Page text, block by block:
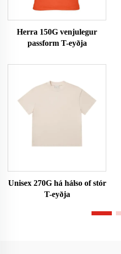
Herra 150G venjulegur
passform T-eyðja
Unisex 270G há hálso of stór
T-eyðja